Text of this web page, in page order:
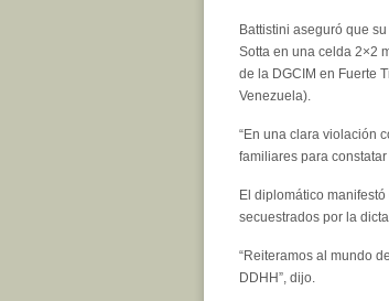
Battistini aseguró que
Sotta en una celda 2×2
de la DGCIM en Fuerte
Venezuela).
“En una clara violación
familiares para
El diplomático
secuestrados por la
“Reiteramos al mundo
DDHH”, dijo.